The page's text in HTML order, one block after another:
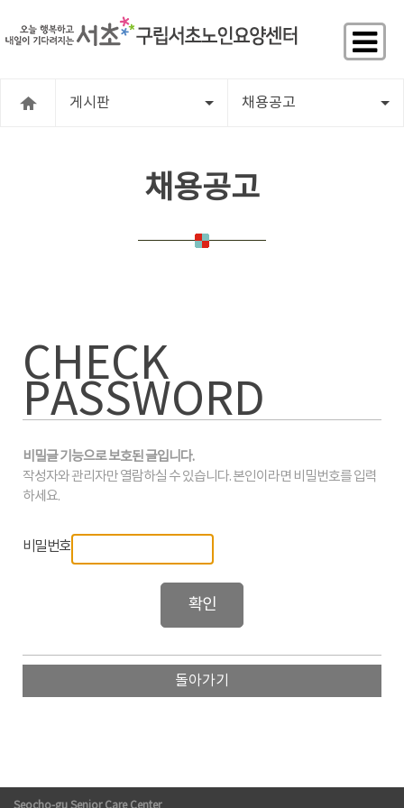
게시판 채용공고
채용공고
CHECK
PASSWORD
비밀글 기능으로 보호된 글입니다.
작성자와 관리자만 열람하실 수 있습니다. 본인이라면 비밀번호를 입력
하세요.
비밀번호
돌아가기